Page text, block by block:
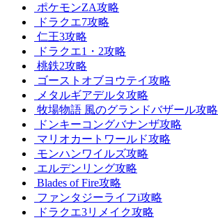
ポケモンZA攻略
ドラクエ7攻略
仁王3攻略
ドラクエ1・2攻略
桃鉄2攻略
ゴーストオブヨウテイ攻略
メタルギアデルタ攻略
牧場物語 風のグランドバザール攻略
ドンキーコングバナンザ攻略
マリオカートワールド攻略
モンハンワイルズ攻略
エルデンリング攻略
Blades of Fire攻略
ファンタジーライフi攻略
ドラクエ3リメイク攻略